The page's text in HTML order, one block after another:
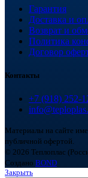
Гарантия
Доставка и
Возврат и
Политика
Договор
Контакты
+7 (918) 252-
Материалы на сайте
публичной офертой.
© 2026 Теплоплас
Создано BOND
Закрыть